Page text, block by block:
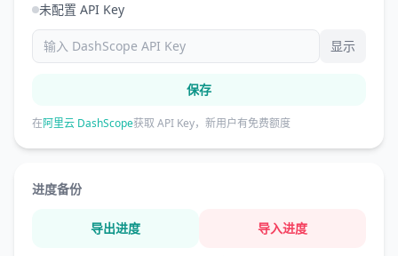
未配置 API Key
显示
保存
在阿里云 DashScope获取 API Key，新用户有免费额度
进度备份
导出进度 导入进度